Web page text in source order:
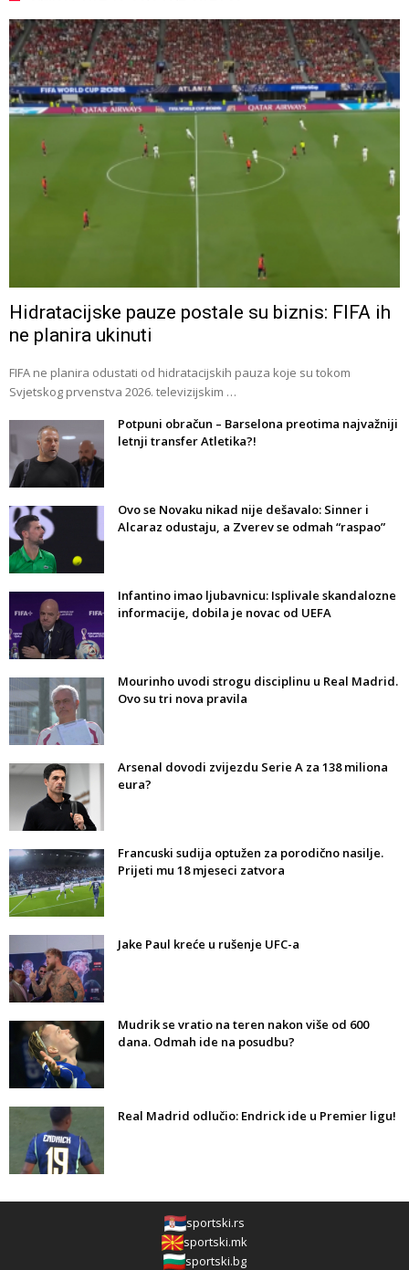
Hidratacijske pauze postale su biznis: FIFA ih
ne planira ukinuti
FIFA ne planira odustati od hidratacijskih pauza koje su tokom
Svjetskog prvenstva 2026. televizijskim …
Potpuni obračun – Barselona preotima najvažniji
letnji transfer Atletika?!
Ovo se Novaku nikad nije dešavalo: Sinner i
Alcaraz odustaju, a Zverev se odmah “raspao”
Infantino imao ljubavnicu: Isplivale skandalozne
informacije, dobila je novac od UEFA
Mourinho uvodi strogu disciplinu u Real Madrid.
Ovo su tri nova pravila
Arsenal dovodi zvijezdu Serie A za 138 miliona
eura?
Francuski sudija optužen za porodično nasilje.
Prijeti mu 18 mjeseci zatvora
Jake Paul kreće u rušenje UFC-a
Mudrik se vratio na teren nakon više od 600
dana. Odmah ide na posudbu?
Real Madrid odlučio: Endrick ide u Premier ligu!
sportski.rs
sportski.mk
sportski.bg